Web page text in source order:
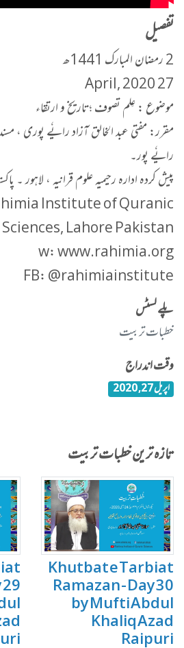
تفصیل
2 رمضان المبارک 1441ھ
27 April, 2020
موضوع : عِلم تصوف ؛تاریخ و ارتقاء
مقرر: مفتی عبد الخالق آزاد رایٗے پوری ، مسند
رایٗے پور۔
پیش کردہ ادارہ رحیمیہ علوم قرانیہ ، لاہور ۔
Institute of Quranic
Sciences, Lahore Pakistan
w: www.rahimia.org
FB: @rahimiainstitute
پلے لسٹس
خطبات تربیت
وقت اندراج
اپریل 27, 2020
تازہ ترین خطبات تربیت
Khutbat e Tarbiat
Ramazan - Day 30
by Mufti Abdul
Khaliq Azad
Raipuri